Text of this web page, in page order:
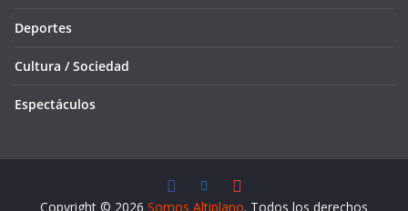
Deportes
Cultura / Sociedad
Espectáculos
Copyright © 2026 Somos Altiplano. Todos los derechos